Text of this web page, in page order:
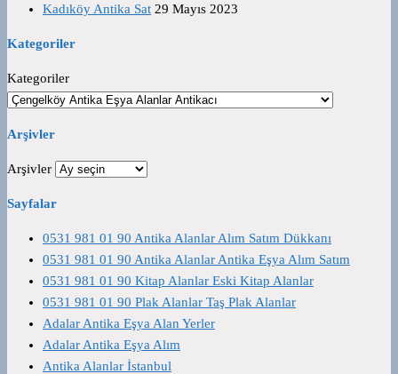
Kadıköy Antika Sat 29 Mayıs 2023
Kategoriler
Kategoriler
Arşivler
Arşivler
Sayfalar
0531 981 01 90 Antika Alanlar Alım Satım Dükkanı
0531 981 01 90 Antika Alanlar Antika Eşya Alım Satım
0531 981 01 90 Kitap Alanlar Eski Kitap Alanlar
0531 981 01 90 Plak Alanlar Taş Plak Alanlar
Adalar Antika Eşya Alan Yerler
Adalar Antika Eşya Alım
Antika Alanlar İstanbul